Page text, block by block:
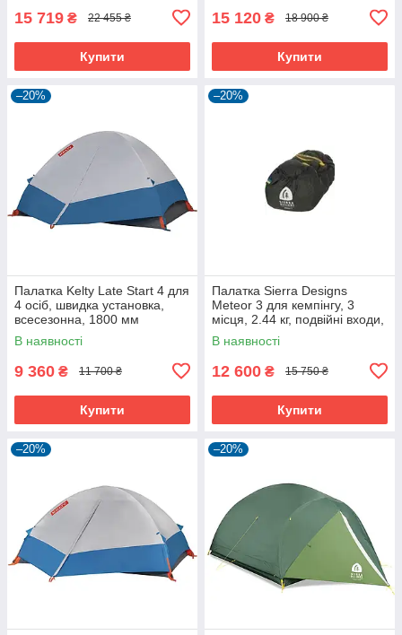
15 719 ₴ 22 455 ₴
Купити
15 120 ₴ 18 900 ₴
Купити
–20%
Палатка Kelty Late Start 4 для
4 осіб, швидка установка,
всесезонна, 1800 мм
водостійкість
В наявності
9 360 ₴ 11 700 ₴
Купити
–20%
Палатка Sierra Designs
Meteor 3 для кемпінгу, 3
місця, 2.44 кг, подвійні входи,
водостійкість 1200 мм
В наявності
12 600 ₴ 15 750 ₴
Купити
–20% –20%